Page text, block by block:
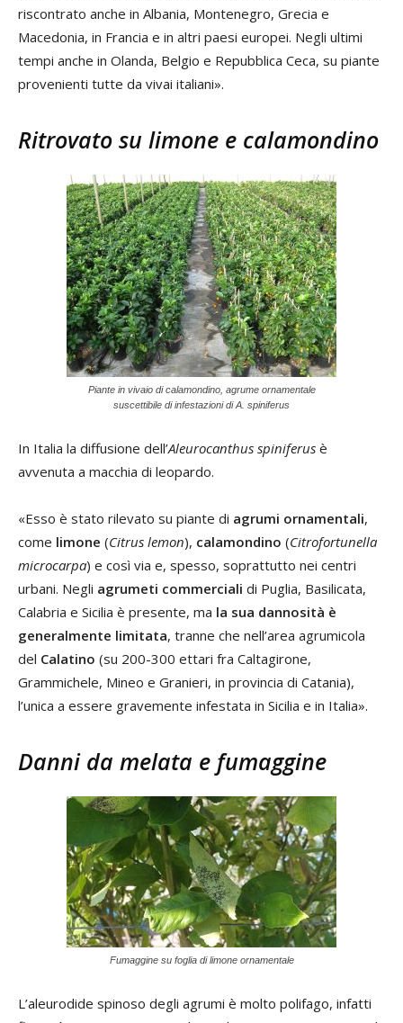
riscontrato anche in Albania, Montenegro, Grecia e
Macedonia, in Francia e in altri paesi europei. Negli ultimi
tempi anche in Olanda, Belgio e Repubblica Ceca, su piante
provenienti tutte da vivai italiani».
Ritrovato su limone e calamondino
Piante in vivaio di calamondino, agrume ornamentale
suscettibile di infestazioni di A. spiniferus
In Italia la diffusione dell’Aleurocanthus spiniferus è
avvenuta a macchia di leopardo.
«Esso è stato rilevato su piante di agrumi ornamentali,
come limone (Citrus lemon), calamondino (Citrofortunella
microcarpa) e così via e, spesso, soprattutto nei centri
urbani. Negli agrumeti commerciali di Puglia, Basilicata,
Calabria e Sicilia è presente, ma la sua dannosità è
generalmente limitata, tranne che nell’area agrumicola
del Calatino (su 200-300 ettari fra Caltagirone,
Grammichele, Mineo e Granieri, in provincia di Catania),
l’unica a essere gravemente infestata in Sicilia e in Italia».
Danni da melata e fumaggine
Fumaggine su foglia di limone ornamentale
L’aleurodide spinoso degli agrumi è molto polifago, infatti